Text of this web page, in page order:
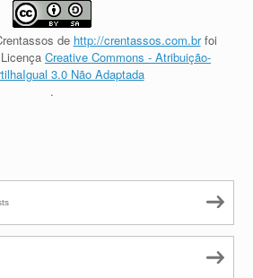
de http://crentassos.com.brfoi
Creative Commons - Atribuição-
3.0 Não Adaptada
.